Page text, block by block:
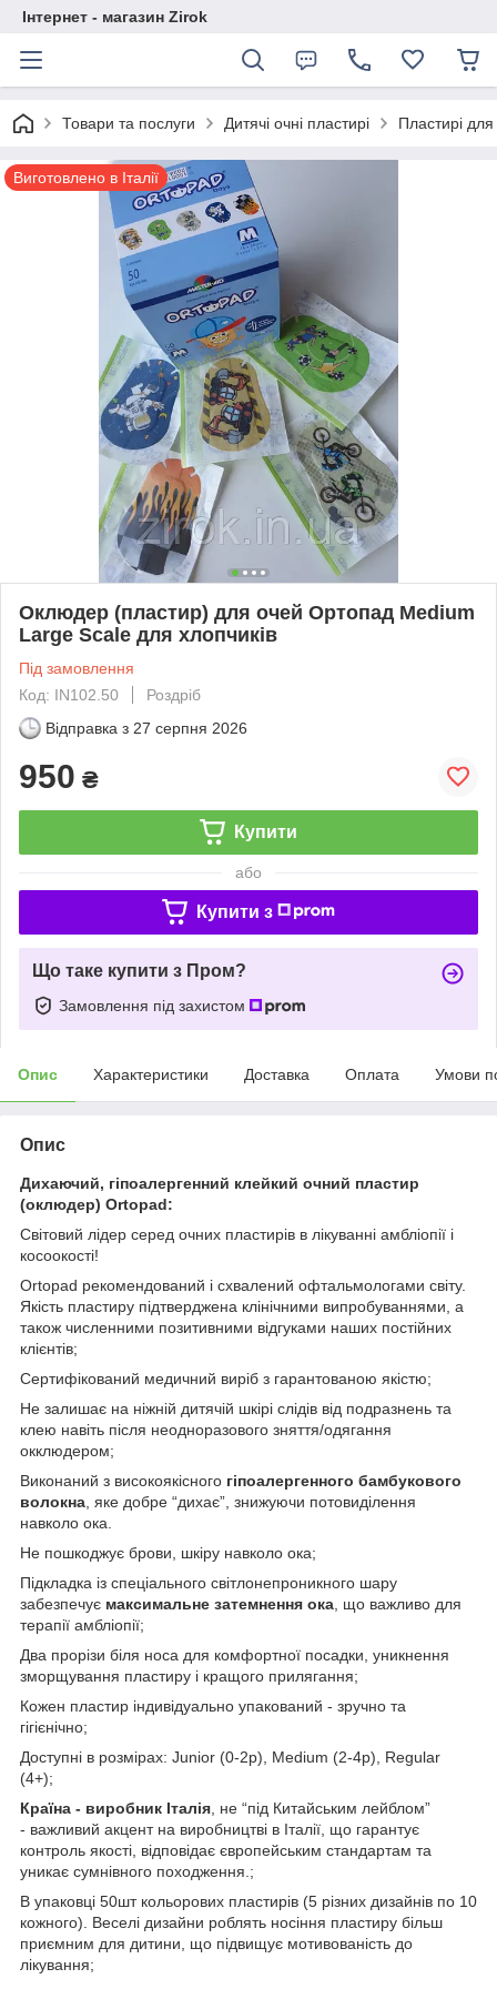
Інтернет - магазин Zirok
Товари та послуги Дитячі очні пластирі Пластирі
Виготовлено в Італії
Оклюдер (пластир) для очей Ортопад Medium
Large Scale для хлопчиків
Під замовлення
Код: IN102.50
Роздріб
Відправка з 27 серпня 2026
950 ₴
Купити
або
Купити з
Що таке купити з Пром?
Замовлення під захистом
Опис Характеристики Доставка Оплата Умови
Опис
Дихаючий, гіпоалергенний клейкий очний пластир
(оклюдер) Ortopad:
Світовий лідер серед очних пластирів в лікуванні амбліопії і
косоокості!
Ortopad рекомендований і схвалений офтальмологами світу.
Якість пластиру підтверджена клінічними випробуваннями, а
також численними позитивними відгуками наших постійних
клієнтів;
Сертифікований медичний виріб з гарантованою якістю;
Не залишає на ніжній дитячій шкірі слідів від подразнень та
клею навіть після неодноразового зняття/одягання
окклюдером;
Виконаний з високоякісного гіпоалергенного бамбукового
волокна , яке добре “дихає”, знижуючи потовиділення
навколо ока.
Не пошкоджує брови, шкіру навколо ока;
Підкладка із спеціального світлонепроникного шару
забезпечує максимальне затемнення ока , що важливо для
терапії амбліопії;
Два прорізи біля носа для комфортної посадки, уникнення
зморщування пластиру і кращого прилягання;
Кожен пластир індивідуально упакований - зручно та
гігієнічно;
Доступні в розмірах: Junior (0-2р), Medium (2-4р), Regular
(4+);
Країна - виробник Італія , не “під Китайським лейблом”
- важливий акцент на виробництві в Італії, що гарантує
контроль якості, відповідає європейським стандартам та
уникає сумнівного походження.;
В упаковці 50шт кольорових пластирів (5 різних дизайнів по 10
кожного). Веселі дизайни роблять носіння пластиру більш
приємним для дитини, що підвищує мотивованість до
лікування;